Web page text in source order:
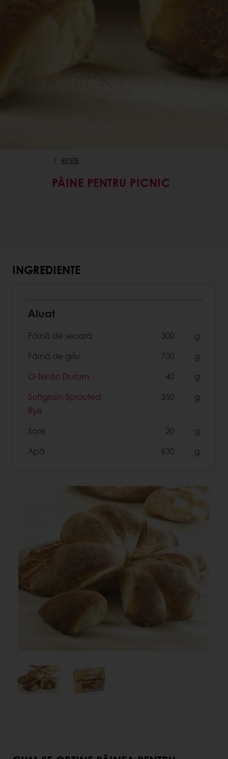
REȚETE
PÂINE PENTRU PICNIC
INGREDIENTE
Aluat
Făină de secară 300
g
Făină de grîu
700
g
O-Tentic Durum
40
g
Softgrain Sprouted
Rye
350 g
Sare 20
g
Apă
630 g